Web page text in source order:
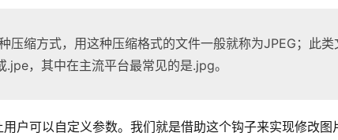
压缩方式，用这种压缩格式的文件一般就称为JPEG；此类
，其中在主流平台最常见的是.jpg。
户可以自定义参数。我们就是借助这个钩子来实现修改图